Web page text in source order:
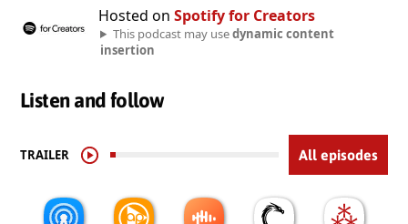
Hosted on Spotify for Creators
This podcast may usedynamic content
insertion
Listen and follow
TRAILER All episodes